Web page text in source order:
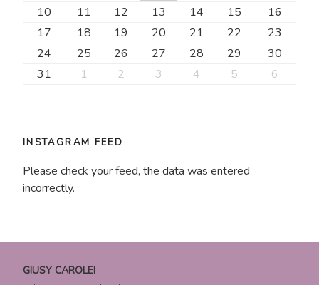
10
11 12 13 14 15
16
17
18 19 20 21 22
23
24
25 26 27 28 29
30
31
1 2 3 4 5 6
INSTAGRAM FEED
Please check your feed, the data was entered
incorrectly.
GIUSY CAROLEI